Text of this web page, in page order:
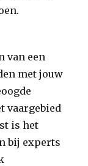
van een
met jouw
vaargebied
is het
bij experts